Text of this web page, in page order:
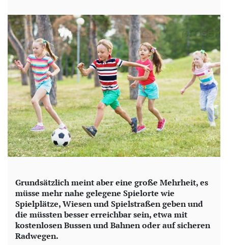
y
V
i
d
e
o
Grundsätzlich meint aber eine große Mehrheit, es
müsse mehr nahe gelegene Spielorte wie
Spielplätze, Wiesen und Spielstraßen geben und
die müssten besser erreichbar sein, etwa mit
kostenlosen Bussen und Bahnen oder auf sicheren
Radwegen.